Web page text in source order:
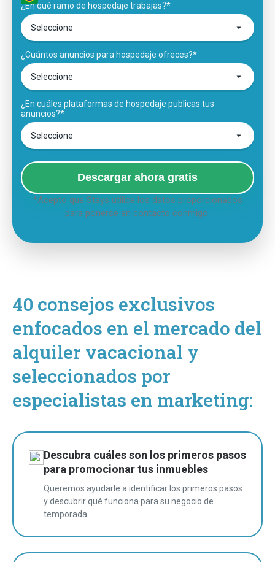
¿En qué ramo de hospedaje trabajas?*
¿Cuántos anuncios para hospedaje ofreces?*
¿En cuáles plataformas de hospedaje publicas tus
anuncios?*
Descargar ahora gratis
*Acepto que Stays utilice los datos proporcionados
para ponerse en contacto conmigo.
40 consejos exclusivos
enfocados en el mercado del
alquiler vacacional y
seleccionados por
especialistas en marketing:
Descubra cuáles son los primeros pasos
para promocionar tus inmuebles
Queremos ayudarle a identificar los primeros pasos
y descubrir qué funciona para su negocio de
temporada.